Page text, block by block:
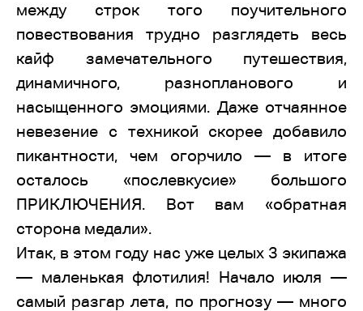
между строк того поучительного
повествования трудно разглядеть весь
кайф замечательного путешествия,
динамичного, разнопланового и
насыщенного эмоциями. Даже отчаянное
невезение с техникой скорее добавило
пикантности, чем огорчило — в итоге
осталось «послевкусие» большого
ПРИКЛЮЧЕНИЯ. Вот вам «обратная
сторона медали».
Итак, в этом году нас уже целых 3 экипажа
— маленькая флотилия! Начало июля —
самый разгар лета, по прогнозу — много